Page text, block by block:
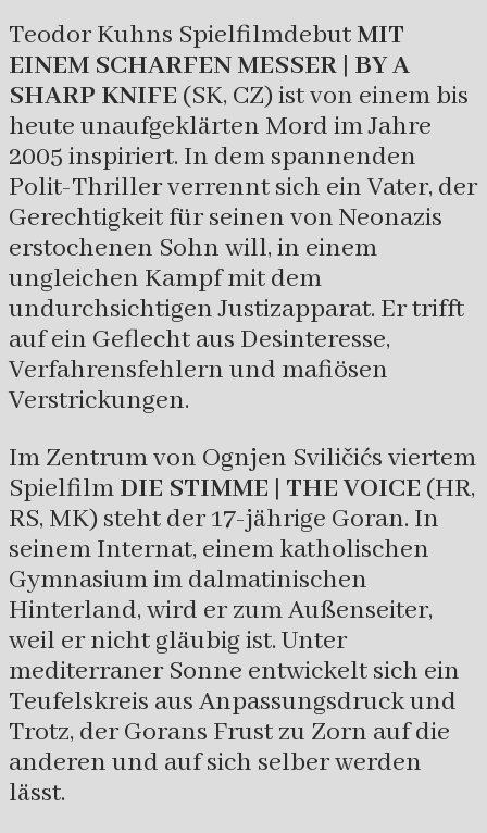
Teodor Kuhns SpielfilmdebutMIT
EINEM SCHARFEN MESSER | BY A
SHARP KNIFE (SK, CZ) ist von einem bis
heute unaufgeklärten Mord im Jahre
2005 inspiriert. In dem spannenden
Polit-Thriller verrennt sich ein Vater, der
Gerechtigkeit für seinen von Neonazis
erstochenen Sohn will, in einem
ungleichen Kampf mit dem
undurchsichtigen Justizapparat. Er trifft
auf ein Geflecht aus Desinteresse,
Verfahrensfehlern und mafiösen
Verstrickungen.
Im Zentrum von Ognjen Sviličićs viertem
SpielfilmDIE STIMME | THE VOICE (HR,
RS, MK) steht der 17-jährige Goran. In
seinem Internat, einem katholischen
Gymnasium im dalmatinischen
Hinterland, wird er zum Außenseiter,
weil er nicht gläubig ist. Unter
mediterraner Sonne entwickelt sich ein
Teufelskreis aus Anpassungsdruck und
Trotz, der Gorans Frust zu Zorn auf die
anderen und auf sich selber werden
lässt.